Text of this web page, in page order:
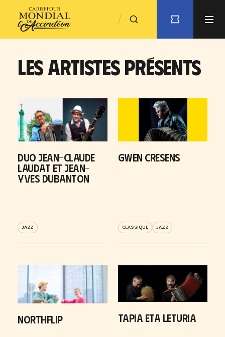
LES ARTISTES PRÉSENTS
DUO JEAN-CLAUDE
LAUDAT ET JEAN-
YVES DUBANTON
JAZZ
GWEN CRESENS
CLASSIQUE JAZZ
NORTHFLIP TAPIA ETA LETURIA